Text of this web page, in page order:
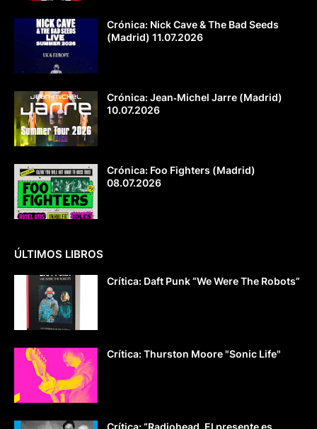
Crónica: Nick Cave & The Bad Seeds
(Madrid) 11.07.2026
Crónica: Jean‐Michel Jarre (Madrid)
10.07.2026
Crónica: Foo Fighters (Madrid)
08.07.2026
ÚLTIMOS LIBROS
Crítica: Daft Punk “We Were The Robots”
Crítica: Thurston Moore "Sonic Life"
Crítica: “Radiohead. El presente es